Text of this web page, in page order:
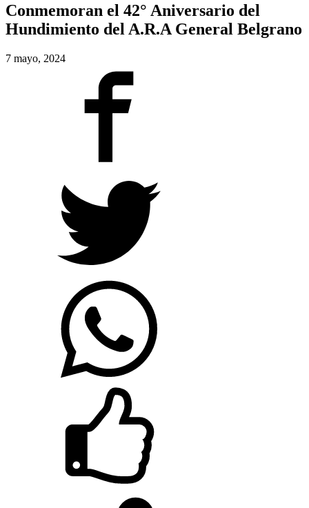
Conmemoran el 42° Aniversario del
Hundimiento del A.R.A General Belgrano
7 mayo, 2024